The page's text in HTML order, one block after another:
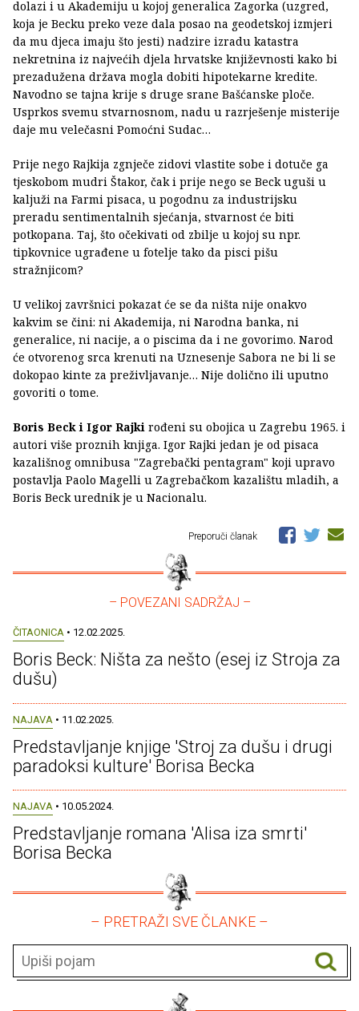
dolazi i u Akademiju u kojoj generalica Zagorka (uzgred,
koja je Becku preko veze dala posao na geodetskoj izmjeri
da mu djeca imaju što jesti) nadzire izradu katastra
nekretnina iz najvećih djela hrvatske književnosti kako bi
prezadužena država mogla dobiti hipotekarne kredite.
Navodno se tajna krije s druge srane Bašćanske ploče.
Usprkos svemu stvarnosnom, nadu u razrješenje misterije
daje mu velečasni Pomoćni Sudac…
Prije nego Rajkija zgnječe zidovi vlastite sobe i dotuče ga
tjeskobom mudri Štakor, čak i prije nego se Beck uguši u
kaljuži na Farmi pisaca, u pogodnu za industrijsku
preradu sentimentalnih sjećanja, stvarnost će biti
potkopana. Taj, što očekivati od zbilje u kojoj su npr.
tipkovnice ugrađene u fotelje tako da pisci pišu
stražnjicom?
U velikoj završnici pokazat će se da ništa nije onakvo
kakvim se čini: ni Akademija, ni Narodna banka, ni
generalice, ni nacije, a o piscima da i ne govorimo. Narod
će otvorenog srca krenuti na Uznesenje Sabora ne bi li se
dokopao kinte za preživljavanje… Nije dolično ili uputno
govoriti o tome.
Boris Beck i Igor Rajki rođeni su obojica u Zagrebu 1965. i
autori više proznih knjiga. Igor Rajki jedan je od pisaca
kazališnog omnibusa "Zagrebački pentagram" koji upravo
postavlja Paolo Magelli u Zagrebačkom kazalištu mladih, a
Boris Beck urednik je u Nacionalu.
Preporuči članak
– POVEZANI SADRŽAJ –
ČITAONICA • 12.02.2025.
Boris Beck: Ništa za nešto (esej iz Stroja za
dušu)
NAJAVA • 11.02.2025.
Predstavljanje knjige 'Stroj za dušu i drugi
paradoksi kulture' Borisa Becka
NAJAVA • 10.05.2024.
Predstavljanje romana 'Alisa iza smrti'
Borisa Becka
– PRETRAŽI SVE ČLANKE –